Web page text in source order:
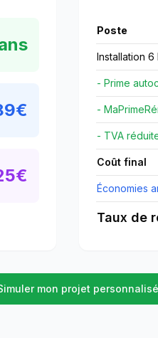
€
€
Poste
Installation 6
- Prime
-
- TVA
Coût final
Économies
Taux de
mon projet personnalisé